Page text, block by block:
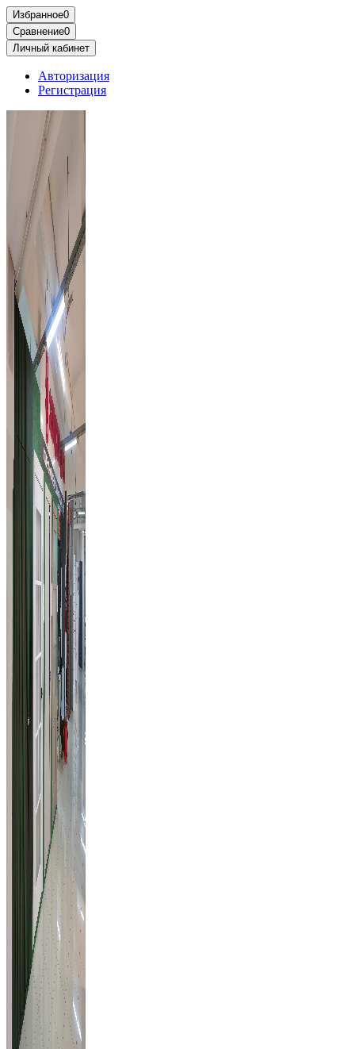
Избранное0
Сравнение0
Личный кабинет
Авторизация
Регистрация